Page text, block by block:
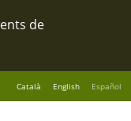
Català English Español